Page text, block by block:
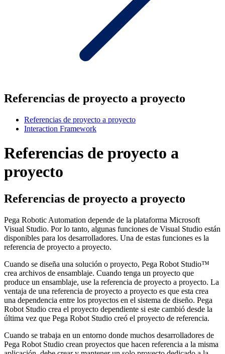
Referencias de proyecto a proyecto
Referencias de proyecto a proyecto
Interaction Framework
Referencias de proyecto a
proyecto
Referencias de proyecto a proyecto
Pega Robotic Automation depende de la plataforma Microsoft
Visual Studio. Por lo tanto, algunas funciones de Visual Studio están
disponibles para los desarrolladores. Una de estas funciones es la
referencia de proyecto a proyecto.
Cuando se diseña una solución o proyecto, Pega Robot Studio™
crea archivos de ensamblaje. Cuando tenga un proyecto que
produce un ensamblaje, use la referencia de proyecto a proyecto. La
ventaja de una referencia de proyecto a proyecto es que esta crea
una dependencia entre los proyectos en el sistema de diseño. Pega
Robot Studio crea el proyecto dependiente si este cambió desde la
última vez que Pega Robot Studio creó el proyecto de referencia.
Cuando se trabaja en un entorno donde muchos desarrolladores de
Pega Robot Studio crean proyectos que hacen referencia a la misma